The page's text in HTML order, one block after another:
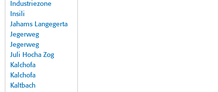
Industriezone
Insili
Jahams Langegerta
Jegerweg
Jegerweg
Juli Hocha Zog
Kalchofa
Kalchofa
Kaltbach